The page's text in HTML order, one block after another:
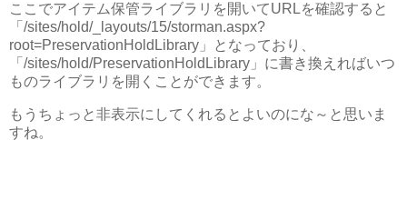
ここでアイテム保管ライブラリを開いてURLを確認すると
「/sites/hold/_layouts/15/storman.aspx?
root=PreservationHoldLibrary」となっており、
「/sites/hold/PreservationHoldLibrary」に書き換えればいつ
ものライブラリを開くことができます。
もうちょっと非表示にしてくれるとよいのにな～と思いま
すね。